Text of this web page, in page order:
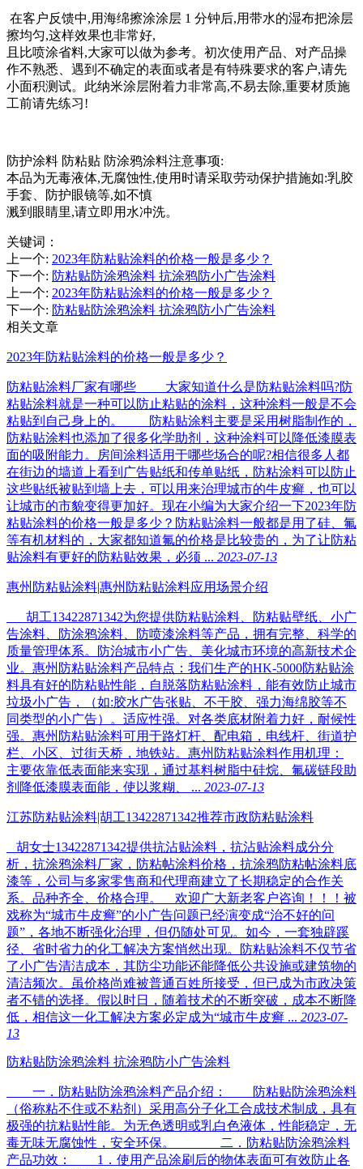
在客户反馈中,用海绵擦涂涂层 1 分钟后,用带水的湿布把涂层
擦均匀,这样效果也非常好,
且比喷涂省料,大家可以做为参考。初次使用产品、对产品操
作不熟悉、遇到不确定的表面或者是有特殊要求的客户,请先
小面积测试。此纳米涂层附着力非常高,不易去除,重要材质施
工前请先练习!
防护涂料 防粘贴 防涂鸦涂料注意事项:
本品为无毒液体,无腐蚀性,使用时请采取劳动保护措施如:乳胶
手套、防护眼镜等,如不慎
溅到眼睛里,请立即用水冲洗。
关键词：
上一个: 2023年防粘贴涂料的价格一般是多少？
下一个: 防粘贴防涂鸦涂料 抗涂鸦防小广告涂料
上一个: 2023年防粘贴涂料的价格一般是多少？
下一个: 防粘贴防涂鸦涂料 抗涂鸦防小广告涂料
相关文章
2023年防粘贴涂料的价格一般是多少？
防粘贴涂料厂家有哪些 大家知道什么是防粘贴涂料吗?防
粘贴涂料就是一种可以防止粘贴的涂料，这种涂料一般是不会
粘贴到自己身上的。 防粘贴涂料主要是采用树脂制作的，
防粘贴涂料也添加了很多化学助剂，这种涂料可以降低漆膜表
面的吸附能力。房间涂料适用于哪些场合的呢?相信很多人都
在街边的墙道上看到广告贴纸和传单贴纸，防粘涂料可以防止
这些贴纸被贴到墙上去，可以用来治理城市的牛皮癣，也可以
让城市的市貌变得更加好。现在小编为大家介绍一下2023年防
粘贴涂料的价格一般是多少？防粘贴涂料一般都是用了硅、氟
等有机材料的，大家都知道氟的价格是比较贵的，为了让防粘
贴涂料有更好的防粘贴效果，必须 ... 2023-07-13
惠州防粘贴涂料|惠州防粘贴涂料应用场景介绍
胡工13422871342为您提供防粘贴涂料、防粘贴壁纸、小广
告涂料、防涂鸦涂料、防喷漆涂料等产品，拥有完整、科学的
质量管理体系。防治城市小广告、美化城市环境的高新技术企
业。惠州防粘贴涂料产品特点：我们生产的HK-5000防粘贴涂
料具有好的防粘贴性能，自脱落防粘贴涂料，能有效防止城市
垃圾小广告，（如:胶水广告张贴、不干胶、强力海绵胶等不
同类型的小广告）。适应性强。对各类底材附着力好，耐候性
强。惠州防粘贴涂料可用于路灯杆、配电箱，电线杆、街道护
栏、小区、过街天桥，地铁站。惠州防粘贴涂料作用机理：
主要依靠低表面能来实现，通过基料树脂中硅烷、氟碳链段助
剂降低漆膜表面能，使以浆糊、 ... 2023-07-13
江苏防粘贴涂料|胡工13422871342推荐市政防粘贴涂料
胡女士13422871342提供抗沾贴涂料，抗沾贴涂料成分分
析，抗涂鸦涂料厂家，防粘帖涂料价格，抗涂鸦防粘帖涂料底
漆等，公司与多家零售商和代理商建立了长期稳定的合作关
系。品种齐全、价格合理。 欢迎广大新老客户咨询！！！被
戏称为“城市牛皮癣”的小广告问题已经演变成“治不好的问
题”，各地不断强化治理，但仍随处可见。如今，一套独辟蹊
径、省时省力的化工解决方案悄然出现。防粘贴涂料不仅节省
了小广告清洁成本，其防尘功能还能降低公共设施或建筑物的
清洁频次。虽价格尚难被普通百姓所接受，但已成为市政决策
者不错的选择。假以时日，随着技术的不断突破，成本不断降
低，相信这一化工解决方案必定成为“城市牛皮癣 ... 2023-07-
13
防粘贴防涂鸦涂料 抗涂鸦防小广告涂料
一．防粘贴防涂鸦涂料产品介绍： 防粘贴防涂鸦涂料
（俗称粘不住或不粘剂）采用高分子化工合成技术制成，具有
极强的抗粘贴性能。为无色透明或乳白色液体，性能稳定，无
毒无味无腐蚀性，安全环保。 二．防粘贴防涂鸦涂料
产品功效： 1．使用产品涂刷后的物体表面可有效防止各